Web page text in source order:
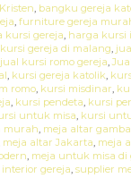
, bangku gereja
, furniture gereja
kursi gereja, harga kursi
gereja di malang,
jual kursi romo gereja,
, kursi gereja katolik,
romo, kursi misdinar,
, kursi pendeta, kursi
untuk misa, kursi
murah, meja altar
meja altar Jakarta, meja
, meja untuk misa di
gereja, supplier